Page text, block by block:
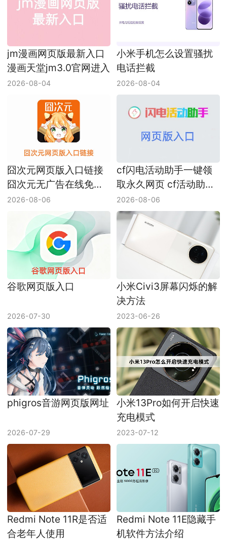
jm漫画网页版最新入口
漫画天堂jm3.0官网进入
2026-08-04
小米手机怎么设置骚扰
电话拦截
2026-08-04
囧次元网页版入口链接
囧次元无广告在线免费
看网址
2026-08-06
cf闪电活动助手一键领
取永久网页 cf活动助手
网页版入口
2026-08-06
谷歌网页版入口
2026-07-30
小米Civi3屏幕闪烁的解
决方法
2023-06-26
phigros音游网页版网址
2026-07-29
小米13Pro如何开启快速
充电模式
2023-07-12
Redmi Note 11R是否适
合老年人使用
Redmi Note 11E隐藏手
机软件方法介绍